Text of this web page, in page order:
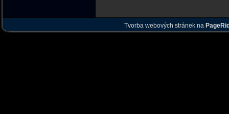
Tvorba webových stránek na